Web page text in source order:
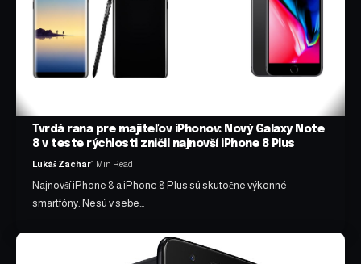
Tvrdá rana pre majiteľov iPhonov: Nový Galaxy Note
8 v teste rýchlosti zničil najnovší iPhone 8 Plus
Lukáš Zachar1 Min Read
Najnovší iPhone 8 a iPhone 8 Plus sú skutočne výkonné
smartfóny. Nesú v sebe…